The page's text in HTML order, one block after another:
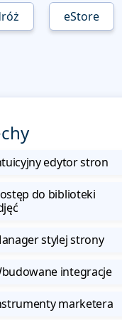
eStore
edytor stron
do biblioteki
stylej strony
integracje
marketera